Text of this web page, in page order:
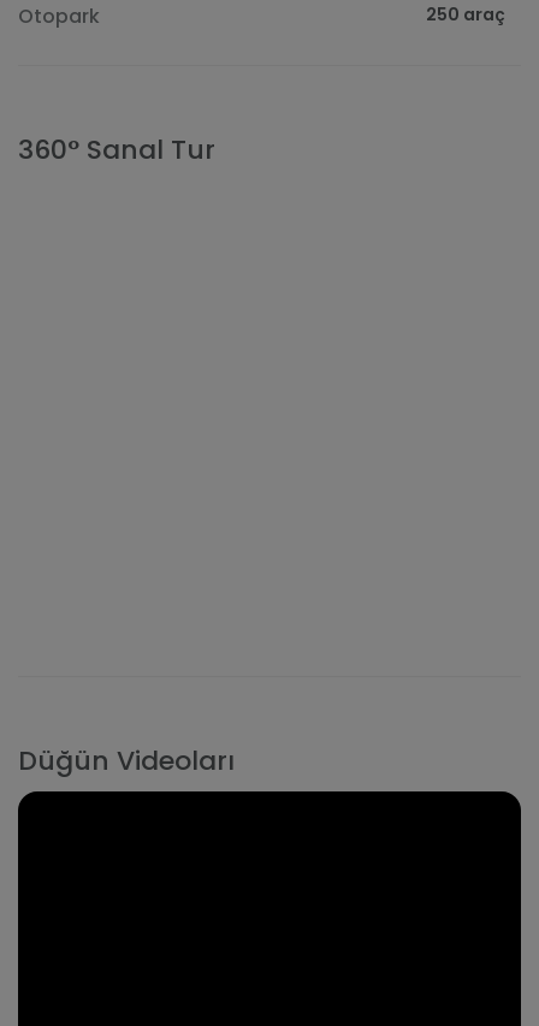
Otopark 250 araç
360° Sanal Tur
Düğün Videoları